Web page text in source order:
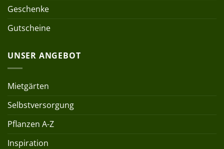
Geschenke
Gutscheine
UNSER ANGEBOT
Mietgärten
Selbstversorgung
Pflanzen A-Z
Inspiration